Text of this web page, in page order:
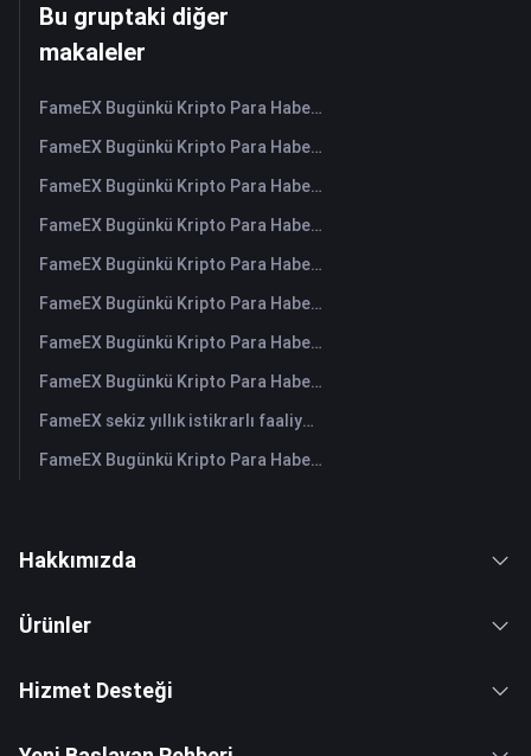
Bu gruptaki diğer
makaleler
FameEX Bugünkü Kripto Para Haberleri Özeti | 7 Ağustos 2026
FameEX Bugünkü Kripto Para Haberleri Özeti | 6 Ağustos 2026
FameEX Bugünkü Kripto Para Haberleri Özeti | 5 Ağustos 2026
FameEX Bugünkü Kripto Para Haberleri Özeti | 4 Ağustos 2026
FameEX Bugünkü Kripto Para Haberleri Özeti | 3 Ağustos 2026
FameEX Bugünkü Kripto Para Haberleri Özeti | 31 Temmuz 2026
FameEX Bugünkü Kripto Para Haberleri Özeti | 30 Temmuz 2026
FameEX Bugünkü Kripto Para Haberleri Özeti | 29 Temmuz 2026
FameEX sekiz yıllık istikrarlı faaliyetleri ve küresel büyümesiyle kullanıcı güvenini güçlendiriyor
FameEX Bugünkü Kripto Para Haberleri Özeti | 28 Temmuz 2026
Hakkımızda
Ürünler
Hizmet Desteği